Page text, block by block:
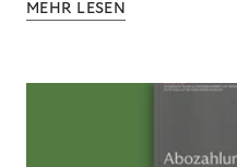
MEHR LESEN